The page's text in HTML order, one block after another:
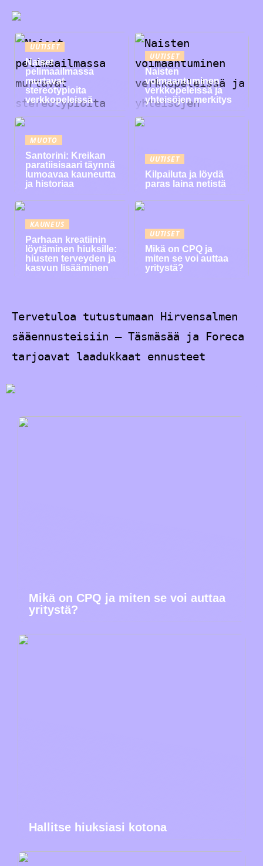
UUTISET
Naiset
pelimaailmassa
murtavat
stereotypioita
verkkopeleissä
UUTISET
Naisten
voimaantuminen
verkkopeleissä ja
yhteisöjen merkitys
MUOTO
Santorini: Kreikan
paratiisisaari täynnä
lumoavaa kauneutta
ja historiaa
UUTISET
Kilpailuta ja löydä
paras laina netistä
KAUNEUS
Parhaan kreatiinin
löytäminen hiuksille:
hiusten terveyden ja
kasvun lisääminen
UUTISET
Mikä on CPQ ja
miten se voi auttaa
yritystä?
Tervetuloa tutustumaan Hirvensalmen
sääennusteisiin – Täsmäsää ja Foreca
tarjoavat laadukkaat ennusteet
Mikä on CPQ ja miten se voi auttaa
yritystä?
Hallitse hiuksiasi kotona